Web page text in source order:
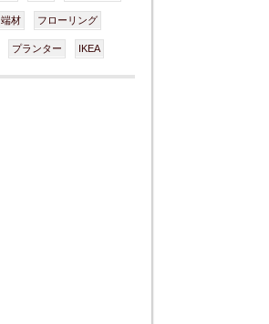
端材 フローリング
プランター IKEA